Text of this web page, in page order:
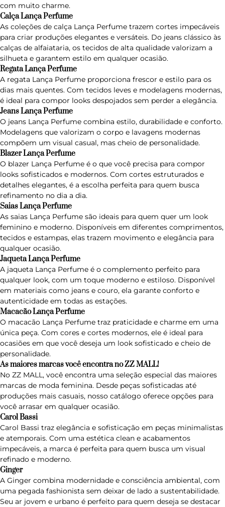
com muito charme.
Calça Lança Perfume
As coleções de calça Lança Perfume trazem cortes impecáveis
para criar produções elegantes e versáteis. Do jeans clássico às
calças de alfaiataria, os tecidos de alta qualidade valorizam a
silhueta e garantem estilo em qualquer ocasião.
Regata Lança Perfume
A regata Lança Perfume proporciona frescor e estilo para os
dias mais quentes. Com tecidos leves e modelagens modernas,
é ideal para compor looks despojados sem perder a elegância.
Jeans Lança Perfume
O jeans Lança Perfume combina estilo, durabilidade e conforto.
Modelagens que valorizam o corpo e lavagens modernas
compõem um visual casual, mas cheio de personalidade.
Blazer Lança Perfume
O blazer Lança Perfume é o que você precisa para compor
looks sofisticados e modernos. Com cortes estruturados e
detalhes elegantes, é a escolha perfeita para quem busca
refinamento no dia a dia.
Saias Lança Perfume
As saias Lança Perfume são ideais para quem quer um look
feminino e moderno. Disponíveis em diferentes comprimentos,
tecidos e estampas, elas trazem movimento e elegância para
qualquer ocasião.
Jaqueta Lança Perfume
A jaqueta Lança Perfume é o complemento perfeito para
qualquer look, com um toque moderno e estiloso. Disponível
em materiais como jeans e couro, ela garante conforto e
autenticidade em todas as estações.
Macacão Lança Perfume
O macacão Lança Perfume traz praticidade e charme em uma
única peça. Com cores e cortes modernos, ele é ideal para
ocasiões em que você deseja um look sofisticado e cheio de
personalidade.
As maiores marcas você encontra no ZZ MALL!
No ZZ MALL, você encontra uma seleção especial das maiores
marcas de moda feminina. Desde peças sofisticadas até
produções mais casuais, nosso catálogo oferece opções para
você arrasar em qualquer ocasião.
Carol Bassi
Carol Bassi traz elegância e sofisticação em peças minimalistas
e atemporais. Com uma estética clean e acabamentos
impecáveis, a marca é perfeita para quem busca um visual
refinado e moderno.
Ginger
A Ginger combina modernidade e consciência ambiental, com
uma pegada fashionista sem deixar de lado a sustentabilidade.
Seu ar jovem e urbano é perfeito para quem deseja se destacar